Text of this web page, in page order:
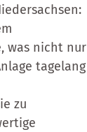
was nicht nur
tagelang
zu